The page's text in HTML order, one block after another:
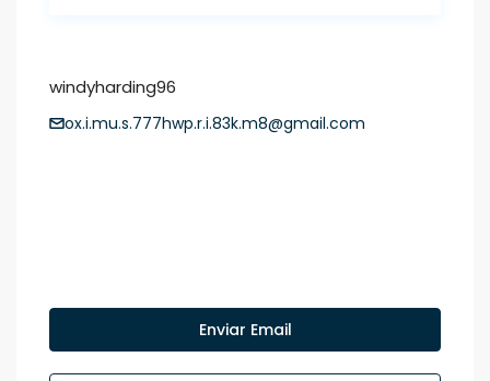
windyharding96
ox.i.mu.s.777hwp.r.i.83k.m8@gmail.com
Enviar Email